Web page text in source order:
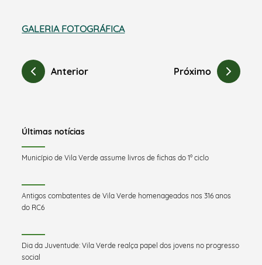
GALERIA FOTOGRÁFICA
Anterior Próximo
Últimas notícias
Município de Vila Verde assume livros de fichas do 1º ciclo
Antigos combatentes de Vila Verde homenageados nos 316 anos
do RC6
Dia da Juventude: Vila Verde realça papel dos jovens no progresso
social